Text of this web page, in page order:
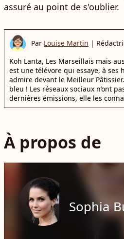
assuré au point de s'oublier.
Par Louise Martin |
Koh Lanta, Les Marseillais mais
est une télévore qui essaye, à ses
admire devant le Meilleur
bleu ! Les réseaux sociaux n’ont
dernières émissions, elle les
À propos de
Sophia